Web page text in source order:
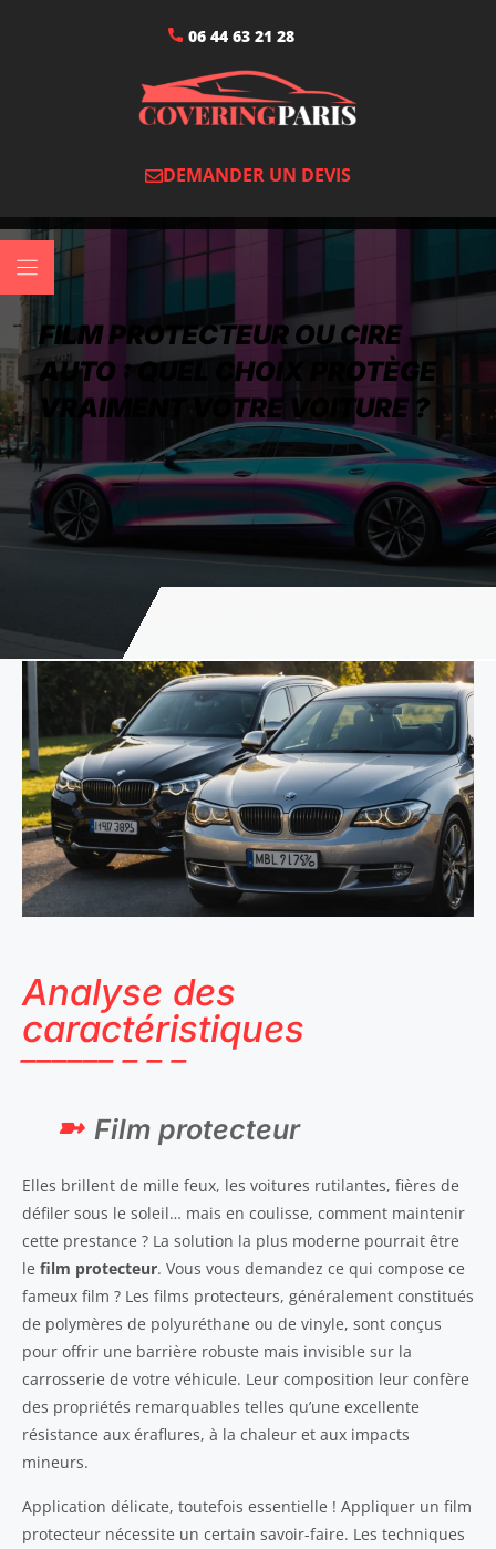
06 44 63 21 28
DEMANDER UN DEVIS
FILM PROTECTEUR OU CIRE
AUTO : QUEL CHOIX PROTÈGE
VRAIMENT VOTRE VOITURE ?
Analyse des
caractéristiques
Film protecteur
Elles brillent de mille feux, les voitures rutilantes, fières de
défiler sous le soleil… mais en coulisse, comment maintenir
cette prestance ? La solution la plus moderne pourrait être
le film protecteur. Vous vous demandez ce qui compose ce
fameux film ? Les films protecteurs, généralement constitués
de polymères de polyuréthane ou de vinyle, sont conçus
pour offrir une barrière robuste mais invisible sur la
carrosserie de votre véhicule. Leur composition leur confère
des propriétés remarquables telles qu’une excellente
résistance aux éraflures, à la chaleur et aux impacts
mineurs.
Application délicate, toutefois essentielle ! Appliquer un film
protecteur nécessite un certain savoir-faire. Les techniques